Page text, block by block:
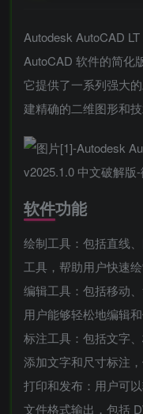
Autodesk AutoCAD
AutoCAD 软件的简化
它提供了一系列强大
建精确的二维图形和技
软件功能
绘制工具：包括直线
工具，帮助用户快速绘
编辑工具：包括移动
用户能够轻松地编辑和
标注工具：包括文字
添加文字和尺寸标注
打印和发布：用户可
文件格式输出，包括